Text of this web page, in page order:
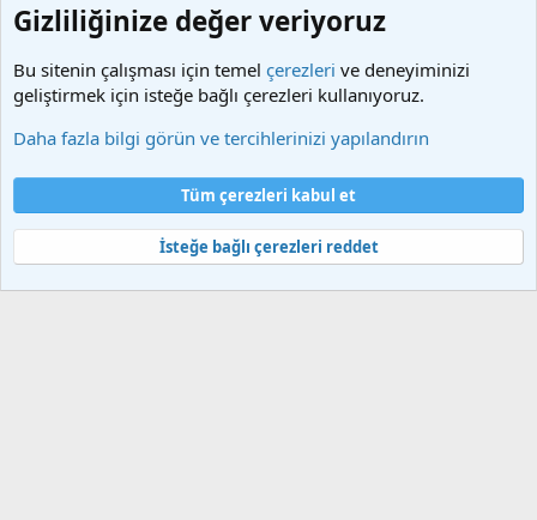
Şartlar ve kurallar
Gizlilik politikası
Yardım
Ana sayfa
S
S
Community platform by XenForo® © 2010-2025 XenForo Ltd.
Gizliliğinize değer veriyoruz
Bu sitenin çalışması için temel çerezleri ve deneyiminizi
geliştirmek için isteğe bağlı çerezleri kullanıyoruz.
Daha fazla bilgi görün ve tercihlerinizi yapılandırın
Tüm çerezleri kabul et
İsteğe bağlı çerezleri reddet